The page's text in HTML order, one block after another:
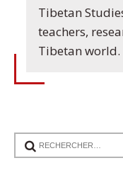
Tibetan
teachers,
Tibetan world.